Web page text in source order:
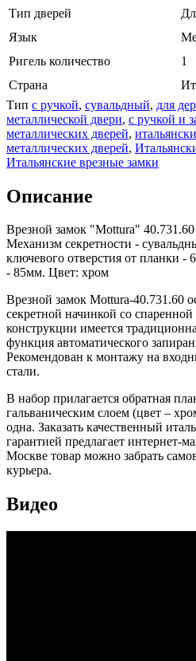
Тип дверей
Язык
Ригель количество
1
Страна
Тип с ручкой, сувальдный, для
металлической двери, с ручкой и
металлических дверей,
металлических дверей,
Итальянские врезные замки
Описание
Врезной замок "Mottura"
Механизм секретности -
ключевого отверстия от планки -
- 85мм. Цвет: хром
Врезной замок Mottura-40.731.60
секретной начинкой со
конструкции имеется
функция автоматического
Рекомендован к монтажу на
стали.
В набор прилагается обратная
гальваническим слоем (цвет –
одна. Заказать качественный
гарантией предлагает интернет-
Москве товар можно забрать
курьера.
Видео